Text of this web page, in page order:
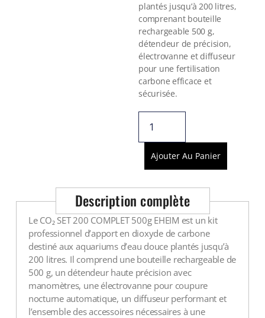
Spécial bassin
Additifs
Engrais
Voir tout
BONNES AFFAIRES
Voir tout
DERNIERS ARRIVAGES
Voir tout
plantés jusqu’à 200 litres,
comprenant bouteille
rechargeable 500 g,
détendeur de précision,
électrovanne et diffuseur
pour une fertilisation
carbone efficace et
sécurisée.
Ajouter Au Panier
Description complète
Le CO₂ SET 200 COMPLET 500g EHEIM est un kit
professionnel d’apport en dioxyde de carbone
destiné aux aquariums d’eau douce plantés jusqu’à
200 litres. Il comprend une bouteille rechargeable de
500 g, un détendeur haute précision avec
manomètres, une électrovanne pour coupure
nocturne automatique, un diffuseur performant et
l’ensemble des accessoires nécessaires à une